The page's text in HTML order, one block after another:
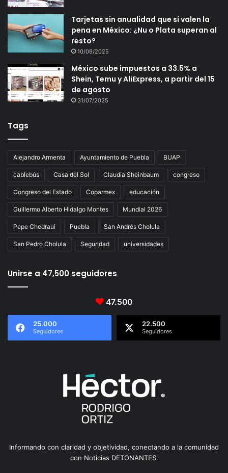
Tarjetas sin anualidad que sí valen la
pena en México: ¿Nu o Plata superan al
resto?
10/09/2025
México sube impuestos a 33.5% a
Shein, Temu y AliExpress, a partir del 15
de agosto
31/07/2025
Tags
Alejandro Armenta Ayuntamiento de Puebla BUAP
cablebús Casa del Sol Claudia Sheinbaum congreso
Congreso del Estado Coparmex educación
Guillermo Alberto Hidalgo Montes Mundial 2026
Pepe Chedraui Puebla San Andrés Cholula
San Pedro Cholula Seguridad universidades
Unirse a 47,500 seguidores
47.500
25.000
Seguidores
22.500
Seguidores
Informando con claridad y objetividad, conectando a la comunidad
con Noticias DETONANTES.